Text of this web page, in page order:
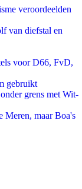
veroordeelden
van diefstal en
voor D66, FvD,
gebruikt
grens met Wit-
Meren, maar Boa's